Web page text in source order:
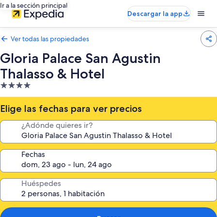
Ir a la sección principal
Descargar la app
Ver todas las propiedades
Gloria Palace San Agustin
Thalasso & Hotel
Propiedad
de
4.0
estrellas
Elige las fechas para ver precios
¿Adónde quieres ir?
Fechas
Huéspedes